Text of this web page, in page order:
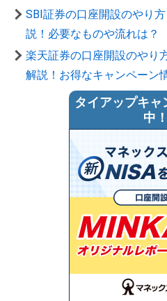
SBI証券の口座開設のやり
説！必要なものや流れは？
楽天証券の口座開設のやり
解説！お得なキャンペーン
タイアップキャ
中！